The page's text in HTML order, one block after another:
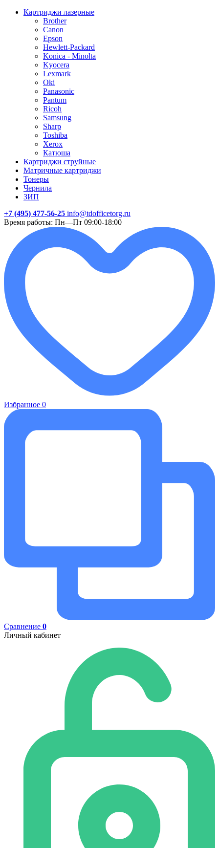
Картриджи лазерные
Brother
Canon
Epson
Hewlett-Packard
Konica - Minolta
Kyocera
Lexmark
Oki
Panasonic
Pantum
Ricoh
Samsung
Sharp
Toshiba
Xerox
Катюша
Картриджи струйные
Матричные картриджи
Тонеры
Чернила
ЗИП
+7 (495) 477-56-25 info@tdofficetorg.ru
Время работы: Пн—Пт 09:00-18:00
Избранное 0
Сравнение 0
Личный кабинет